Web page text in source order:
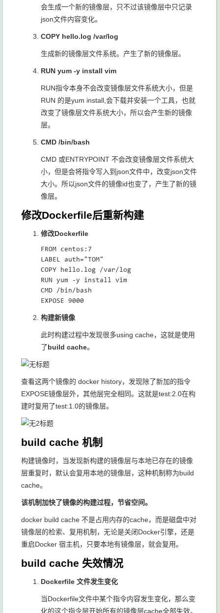
会生成一个新的镜像层，只不过该镜像层中只记录
json文件内容变化。
COPY hello.log /var/log
生成新的镜像层文件系统。产生了新的镜像层。
RUN yum -y install vim
RUN指令本身不会改变镜像层文件系统大小，但是
RUN 的是yum install,会下载并安装一个工具，也就
改变了镜像层文件系统大小，所以会产生新的镜像
层。
CMD /bin/bash
CMD 或ENTRYPOINT 不会改变镜像层文件系统大
小，但是会将指令写入到json文件中，改变json文件
大小。所以json文件的镜像id也变了，产生了新的镜
像层。
修改Dockerfile后重新构建
修改Dockerfile
FROM centos:7
LABEL auth="TOM"
COPY hello.log /var/log
RUN yum -y install vim
CMD /bin/bash
构建新镜像
此时构建过程中发现很多using cache，这就是使用
了build cache。
查看这两个镜像的 docker history，发现除了新加的指令
EXPOSE镜像层外，其他层完全相同。这就是test:2.0在构
建时复用了test:1.0的镜像层。
build cache 机制
构建镜像时，当发现新构建的镜像层与本地已存在的镜像
层重复时，默认会复用本地的镜像层，这种机制称为build
cache。
该机制加快了镜像的构建过程，节省空间。
docker build cache 不是占用内存的cache，而是磁盘中对
镜像层的检索、复用机制，无论是关闭Docker引擎，还是
重启Docker 宿主机，只要本地有镜像层，就会复用。
build cache 失效情况
Dockerfile 文件发生变化
当Dockerfile文件中某个指令内容发生变化，那么变
化的这个指令层开始所有的镜像层cache全部失效。